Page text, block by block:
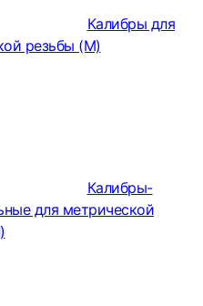
Калибры для
резьбы (М)
Калибры-
для метрической